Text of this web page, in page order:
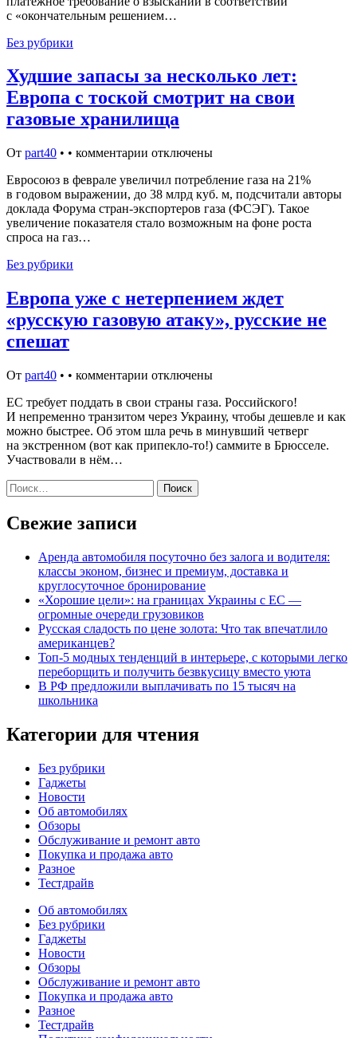
с «окончательным решением…
Без рубрики
Худшие запасы за несколько лет:
Европа с тоской смотрит на свои
газовые хранилища
От part40 • • комментарии отключены
Евросоюз в феврале увеличил потребление газа на 21%
в годовом выражении, до 38 млрд куб. м, подсчитали авторы
доклада Форума стран-экспортеров газа (ФСЭГ). Такое
увеличение показателя стало возможным на фоне роста
спроса на газ…
Без рубрики
Европа уже с нетерпением ждет
«русскую газовую атаку», русские не
спешат
От part40 • • комментарии отключены
ЕС требует поддать в свои страны газа. Российского!
И непременно транзитом через Украину, чтобы дешевле и как
можно быстрее. Об этом шла речь в минувший четверг
на экстренном (вот как припекло-то!) саммите в Брюсселе.
Участвовали в нём…
Найти:
Свежие записи
Аренда автомобиля посуточно без залога и водителя:
классы эконом, бизнес и премиум, доставка и
круглосуточное бронирование
«Хорошие цели»: на границах Украины с ЕС —
огромные очереди грузовиков
Русская сладость по цене золота: Что так впечатлило
американцев?
Топ-5 модных тенденций в интерьере, с которыми легко
переборщить и получить безвкусицу вместо уюта
В РФ предложили выплачивать по 15 тысяч на
школьника
Категории для чтения
Без рубрики
Гаджеты
Новости
Об автомобилях
Обзоры
Обслуживание и ремонт авто
Покупка и продажа авто
Разное
Тестдрайв
Об автомобилях
Без рубрики
Гаджеты
Новости
Обзоры
Обслуживание и ремонт авто
Покупка и продажа авто
Разное
Тестдрайв